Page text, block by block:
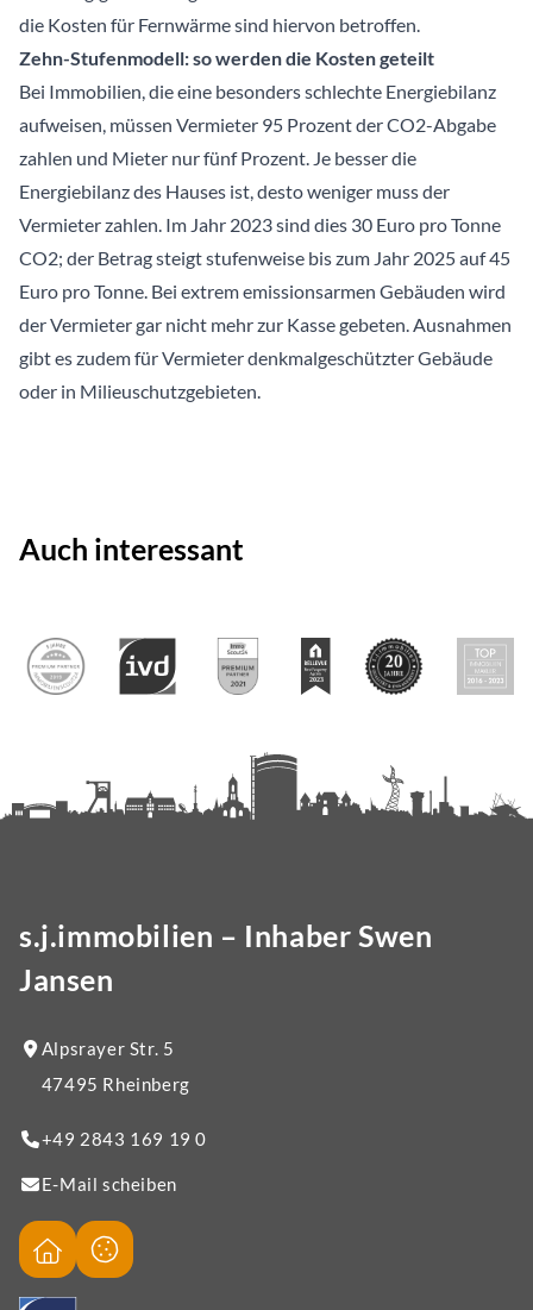
die Kosten für Fernwärme sind hiervon betroffen.
Zehn-Stufenmodell: so werden die Kosten geteilt
Bei Immobilien, die eine besonders schlechte Energiebilanz
aufweisen, müssen Vermieter 95 Prozent der CO2-Abgabe
zahlen und Mieter nur fünf Prozent. Je besser die
Energiebilanz des Hauses ist, desto weniger muss der
Vermieter zahlen. Im Jahr 2023 sind dies 30 Euro pro Tonne
CO2; der Betrag steigt stufenweise bis zum Jahr 2025 auf 45
Euro pro Tonne. Bei extrem emissionsarmen Gebäuden wird
der Vermieter gar nicht mehr zur Kasse gebeten. Ausnahmen
gibt es zudem für Vermieter denkmalgeschützter Gebäude
oder in Milieuschutzgebieten.
Auch interessant
s.j.immobilien – Inhaber Swen
Jansen
Alpsrayer Str. 5
47495 Rheinberg
+49 2843 169 19 0
E-Mail scheiben